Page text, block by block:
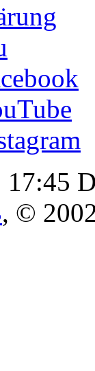
17:45
, ©